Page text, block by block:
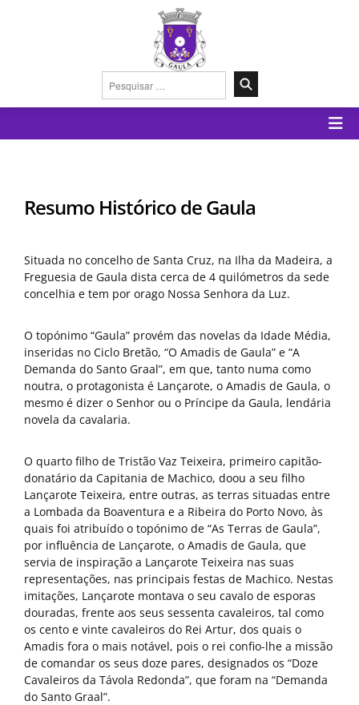
Pesquisar
por:
Resumo Histórico de Gaula
Situada no concelho de Santa Cruz, na Ilha da Madeira, a
Freguesia de Gaula dista cerca de 4 quilómetros da sede
concelhia e tem por orago Nossa Senhora da Luz.
O topónimo “Gaula” provém das novelas da Idade Média,
inseridas no Ciclo Bretão, “O Amadis de Gaula” e “A
Demanda do Santo Graal”, em que, tanto numa como
noutra, o protagonista é Lançarote, o Amadis de Gaula, o
mesmo é dizer o Senhor ou o Príncipe da Gaula, lendária
novela da cavalaria.
O quarto filho de Tristão Vaz Teixeira, primeiro capitão-
donatário da Capitania de Machico, doou a seu filho
Lançarote Teixeira, entre outras, as terras situadas entre
a Lombada da Boaventura e a Ribeira do Porto Novo, às
quais foi atribuído o topónimo de “As Terras de Gaula”,
por influência de Lançarote, o Amadis de Gaula, que
servia de inspiração a Lançarote Teixeira nas suas
representações, nas principais festas de Machico. Nestas
imitações, Lançarote montava o seu cavalo de esporas
douradas, frente aos seus sessenta cavaleiros, tal como
os cento e vinte cavaleiros do Rei Artur, dos quais o
Amadis fora o mais notável, pois o rei confio-lhe a missão
de comandar os seus doze pares, designados os “Doze
Cavaleiros da Távola Redonda”, que foram na “Demanda
do Santo Graal”.